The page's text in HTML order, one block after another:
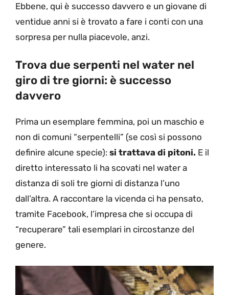
Ebbene, qui è successo davvero e un giovane di
ventidue anni si è trovato a fare i conti con una
sorpresa per nulla piacevole, anzi.
Trova due serpenti nel water nel
giro di tre giorni: è successo
davvero
Prima un esemplare femmina, poi un maschio e
non di comuni “serpentelli” (se così si possono
definire alcune specie): si trattava di pitoni. E il
diretto interessato li ha scovati nel water a
distanza di soli tre giorni di distanza l’uno
dall’altra. A raccontare la vicenda ci ha pensato,
tramite Facebook, l’impresa che si occupa di
“recuperare” tali esemplari in circostanze del
genere.